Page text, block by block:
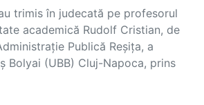
trimis în judecată pe profesorul
academică Rudolf Cristian, de
Publică Reșița, a
Bolyai (UBB) Cluj-Napoca, prins